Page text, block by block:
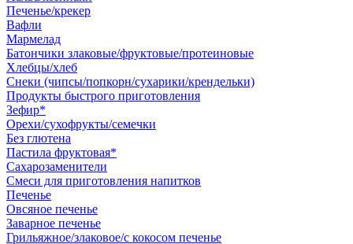
Печенье/крекер
Вафли
Мармелад
Батончики злаковые/фруктовые/протеиновые
Хлебцы/хлеб
Снеки (чипсы/попкорн/сухарики/крендельки)
Продукты быстрого приготовления
Зефир*
Орехи/сухофрукты/семечки
Без глютена
Пастила фруктовая*
Сахарозаменители
Смеси для приготовления напитков
Печенье
Овсяное печенье
Заварное печенье
Грильяжное/злаковое/с кокосом печенье